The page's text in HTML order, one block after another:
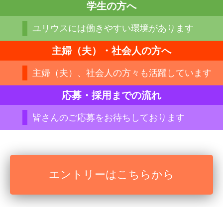
学生の方へ
ユリウスには働きやすい環境があります
主婦（夫）・社会人の方へ
主婦（夫）、社会人の方々も活躍しています
応募・採用までの流れ
皆さんのご応募をお待ちしております
エントリーはこちらから